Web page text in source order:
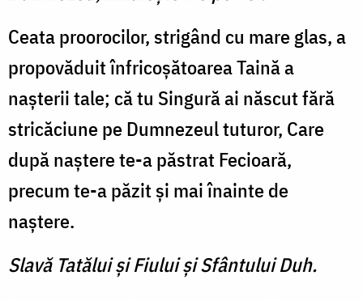
Ceata proorocilor, strigând cu mare glas, a
propovăduit înfricoşătoarea Taină a
naşterii tale; că tu Singură ai născut fără
stricăciune pe Dumnezeul tuturor, Care
după naştere te-a păstrat Fecioară,
precum te-a păzit şi mai înainte de
naştere.
Slavă Tatălui şi Fiului şi Sfântului Duh.